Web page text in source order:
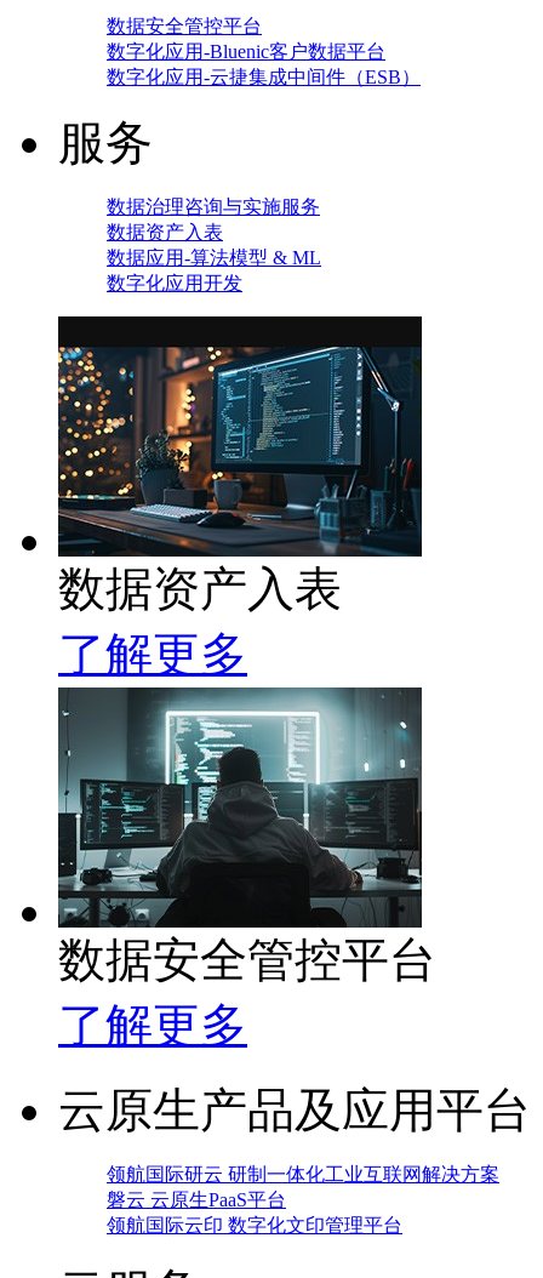
数据安全管控平台
数字化应用-Bluenic客户数据平台
数字化应用-云捷集成中间件（ESB）
服务
数据治理咨询与实施服务
数据资产入表
数据应用-算法模型 & ML
数字化应用开发
数据资产入表
了解更多
数据安全管控平台
了解更多
云原生产品及应用平台
领航国际研云 研制一体化工业互联网解决方案
磐云 云原生PaaS平台
领航国际云印 数字化文印管理平台